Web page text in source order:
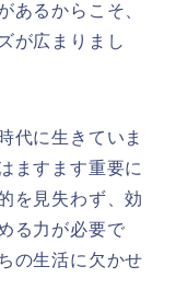
あるからこそ、
が広まりまし
代に生きていま
ますます重要に
を見失わず、効
る力が必要で
の生活に欠かせ